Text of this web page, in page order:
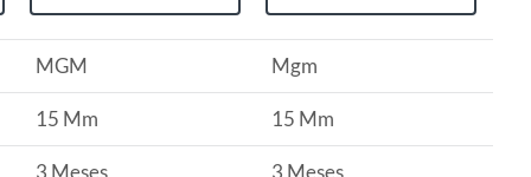
MGM Mgm
15 Mm 15 Mm
3 Meses 3 Meses